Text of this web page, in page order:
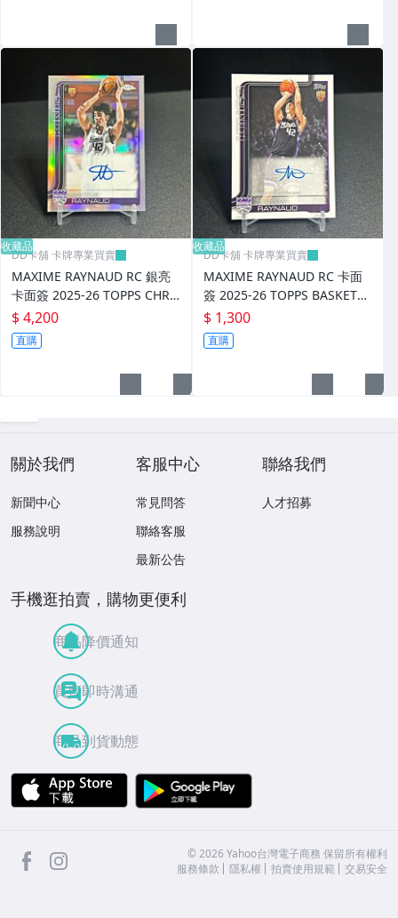
收藏品
DD卡舖 卡牌專業買賣
MAXIME RAYNAUD RC 銀亮
卡面簽 2025-26 TOPPS CHRO
ME BASKETBALL
$ 4,200
直購
收藏品
DD卡舖 卡牌專業買賣
MAXIME RAYNAUD RC 卡面
簽 2025-26 TOPPS BASKETB
ALL
$ 1,300
直購
關於我們
新聞中心
服務說明
客服中心
常見問答
聯絡客服
最新公告
聯絡我們
人才招募
手機逛拍賣，購物更便利
商品降價通知
買賣即時溝通
商品到貨動態
APP Store
facebook ©2026 Yahoo台灣電子商務 保留所有權利
服務條款
隱私權 拍賣使用規範 交易安全